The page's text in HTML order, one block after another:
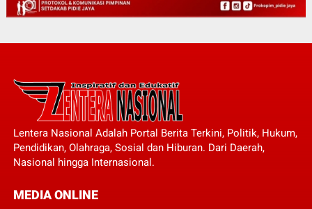
Lentera Nasional Adalah Portal Berita Terkini, Politik, Hukum,
Pendidikan, Olahraga, Sosial dan Hiburan. Dari Daerah,
Nasional hingga Internasional.
MEDIA ONLINE